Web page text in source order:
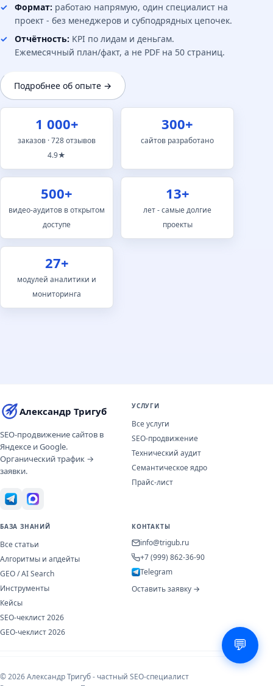
Формат: работаю напрямую, один специалист на
проект - без менеджеров и субподрядных цепочек.
Отчётность: KPI по лидам и деньгам.
Ежемесячный план/факт, а не PDF на 50 страниц.
Подробнее об опыте →
1 000+
заказов · 728 отзывов
4.9★
300+
сайтов разработано
500+
видео-аудитов в открытом
доступе
13+
лет - самые долгие
проекты
27+
модулей аналитики и
мониторинга
Александр Тригуб
SEO-продвижение сайтов в
Яндексе и Google.
Органический трафик →
заявки.
УСЛУГИ
Все услуги
SEO-продвижение
Технический аудит
Семантическое ядро
Прайс-лист
БАЗА ЗНАНИЙ
Все статьи
Алгоритмы и апдейты
GEO / AI Search
Инструменты
Кейсы
SEO-чеклист 2026
GEO-чеклист 2026
КОНТАКТЫ
info@trigub.ru
+7 (999) 862-36-90
Telegram
Оставить заявку →
© 2026 Александр Тригуб - частный SEO-специалист
💬